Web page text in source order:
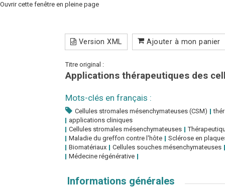
Ouvrir cette fenêtre en pleine page
Version XML Ajouter à mon panier
Titre original :
Applications thérapeutiques des
Mots-clés en français :
Cellules stromales mésenchymateuses (CSM)
applications cliniques
Cellules stromales mésenchymateuses
Maladie du greffon contre l'hôte
Sclérose en
Biomatériaux
Cellules souches mésenchymateuses
Médecine régénérative
Informations générales